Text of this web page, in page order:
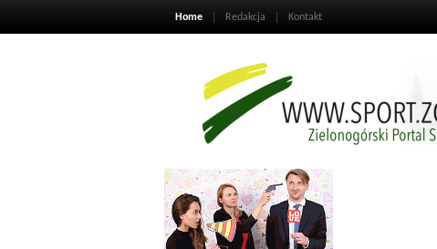
Home Redakcja Kontakt